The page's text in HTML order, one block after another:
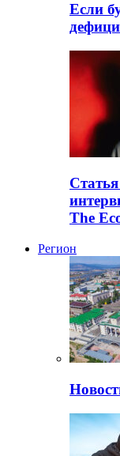
Если
The
Регион